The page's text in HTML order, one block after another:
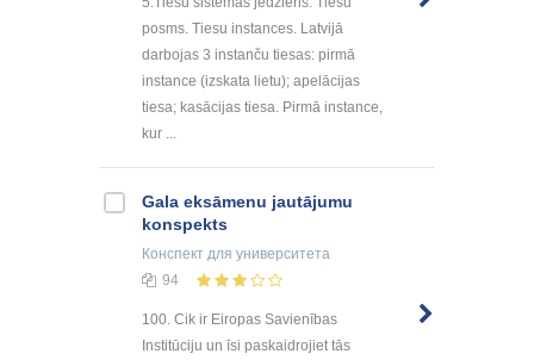
posms. Tiesu instances. Latvijā
darbojas 3 instanču tiesas: pirmā
instance (izskata lietu); apelācijas
tiesa; kasācijas tiesa. Pirmā instance,
kur ...
Gala eksāmenu jautājumu
konspekts
Конспект для университета
94
100. Cik ir Eiropas Savienības
Institūciju un īsi paskaidrojiet tās